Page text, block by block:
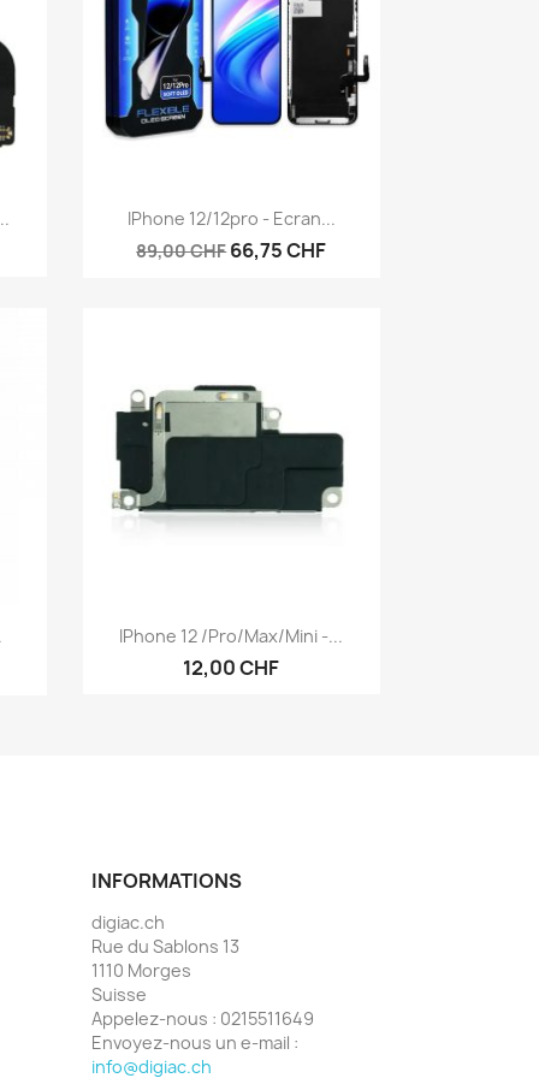
Aperçu rapide
IPhone 12/12pro - Ecran...
89,00 CHF66,75 CHF
 Aperçu rapide
IPhone 12 /Pro/Max/Mini -...
12,00 CHF
INFORMATIONS
digiac.ch
Rue du Sablons 13
1110 Morges
Suisse
Appelez-nous : 0215511649
Envoyez-nous un e-mail :
info@digiac.ch